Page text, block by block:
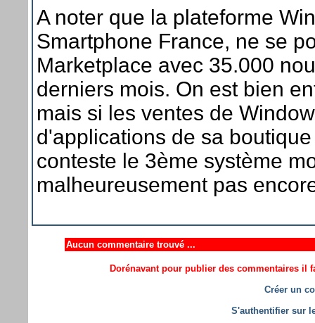
A noter que la plateforme
Smartphone France, ne se
Marketplace avec 35.000
derniers mois. On est bien
mais si les ventes de
d'applications de sa
conteste le 3ème système
malheureusement pas
Aucun commentaire trouvé ...
Dorénavant pour publier des commentaires il
Créer un
S'authentifier sur